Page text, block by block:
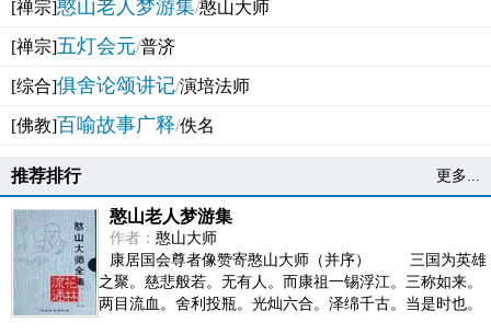
[禅宗]憨山老人梦游集/憨山大师
[禅宗]五灯会元/普济
[综合]俱舍论颂讲记/演培法师
[佛教]百喻故事广释/佚名
推荐排行 更多...
憨山老人梦游集
作者： 憨山大师
康居国会尊者像赞寄憨山大师（并序） 三国为英雄
之聚。慈悲般若。无有人。而康祖一锡浮江。三称如来。
两目流血。舍利投瓶。光灿六合。泽绵千古。当是时也。